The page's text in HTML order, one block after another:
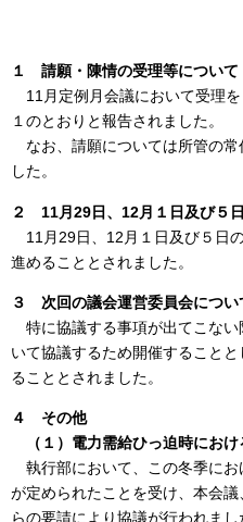
１ 請願・陳情の受理等について
11月定例月会議において受理
１のとおりと報告されました。
なお、請願については所管の常
した。
２ 11月29日、12月１日及び５
11月29日、12月１日及び５日
進めることとされました。
３ 次回の議会運営委員会につい
特に協議する事項が出てこない
いて協議するため開催すること
ることとされました。
４ その他
（１）電力需給ひっ迫時におけ
執行部において、この冬季に
が定められたことを受け、本会
らの要請により協議が行われま